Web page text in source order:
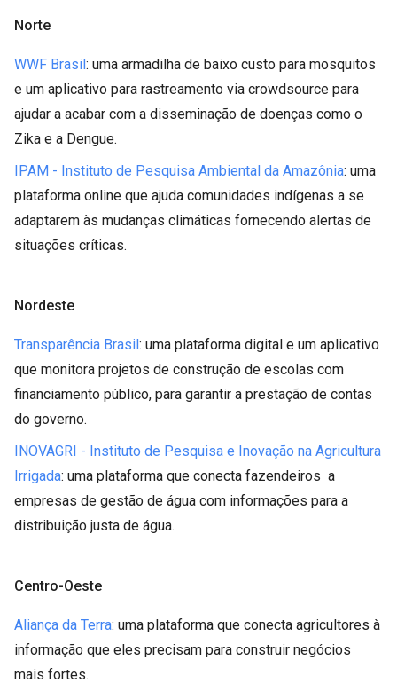
Norte
WWF Brasil: uma armadilha de baixo custo para mosquitos
e um aplicativo para rastreamento via crowdsource para
ajudar a acabar com a disseminação de doenças como o
Zika e a Dengue.
IPAM - Instituto de Pesquisa Ambiental da Amazônia: uma
plataforma online que ajuda comunidades indígenas a se
adaptarem às mudanças climáticas fornecendo alertas de
situações críticas.
Nordeste
Transparência Brasil: uma plataforma digital e um aplicativo
que monitora projetos de construção de escolas com
financiamento público, para garantir a prestação de contas
do governo.
INOVAGRI - Instituto de Pesquisa e Inovação na Agricultura
Irrigada: uma plataforma que conecta fazendeiros a
empresas de gestão de água com informações para a
distribuição justa de água.
Centro-Oeste
Aliança da Terra: uma plataforma que conecta agricultores à
informação que eles precisam para construir negócios
mais fortes.